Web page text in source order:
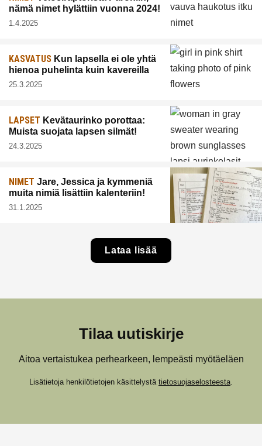
nämä nimet hylättiin vuonna 2024!
1.4.2025
KASVATUS Kun lapsella ei ole yhtä
hienoa puhelinta kuin kavereilla
25.3.2025
LAPSET Kevätaurinko porottaa:
Muista suojata lapsen silmät!
24.3.2025
NIMET Jare, Jessica ja kymmeniä
muita nimiä lisättiin kalenteriin!
31.1.2025
Lataa lisää
Tilaa uutiskirje
Aitoa vertaistukea perhearkeen, lempeästi myötäeläen
Lisätietoja henkilötietojen käsittelystä tietosuojaselosteesta